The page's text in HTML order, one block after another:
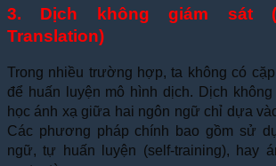
3. Dịch không giám sát
Translation)
Trong nhiều trường hợp, ta không có
để huấn luyện mô hình dịch. Dịch
học ánh xạ giữa hai ngôn ngữ chỉ dựa
Các phương pháp chính bao gồm sử
ngữ, tự huấn luyện (self-training), hay